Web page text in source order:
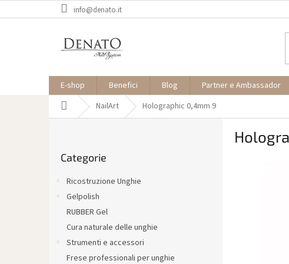
al
info@denato.it
E-shop Benefici Blog Partner e Ambassador
Casa NailArt Holographic 0,4mm 9
le
Categorie
Ricostruzione Unghie
Gelpolish
RUBBER Gel
Cura naturale delle unghie
Strumenti e accessori
Frese professionali per unghie